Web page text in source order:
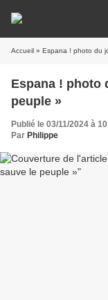
Accueil » Espana ! photo du
Espana ! photo du jour « Seul le
peuple »
Publié le 03/11/2024 à
Par Philippe